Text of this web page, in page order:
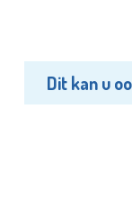
Dit kan u